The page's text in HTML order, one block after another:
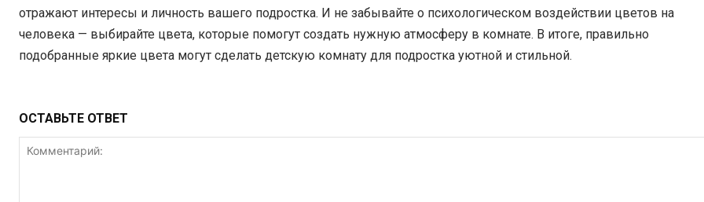
отражают интересы и личность вашего подростка. И не забывайте о психологическом воздействии цветов на
человека — выбирайте цвета, которые помогут создать нужную атмосферу в комнате. В итоге, правильно
подобранные яркие цвета могут сделать детскую комнату для подростка уютной и стильной.
ОСТАВЬТЕ ОТВЕТ